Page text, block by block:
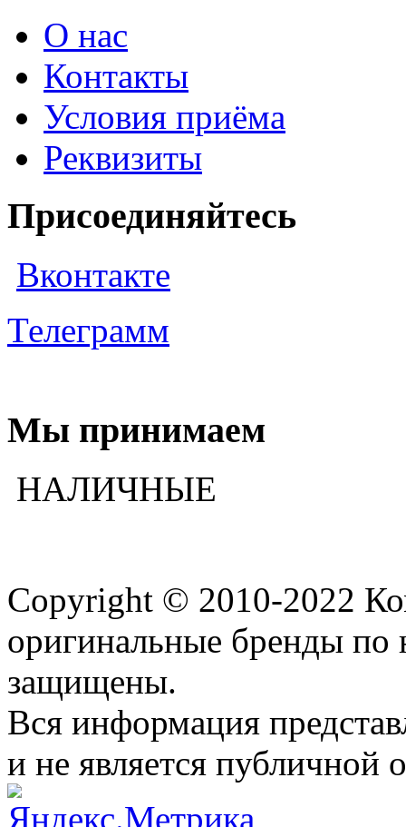
О нас
Контакты
Условия приёма
Реквизиты
Присоединяйтесь
Вконтакте
Телеграмм
Мы принимаем
НАЛИЧНЫЕ
Copyright © 2010-2022
оригинальные бренды по
защищены.
Вся информация
и не является публичной